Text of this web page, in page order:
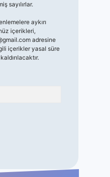
sayılırlar.
aykırı
içerikleri,
adresine
içerikler yasal süre